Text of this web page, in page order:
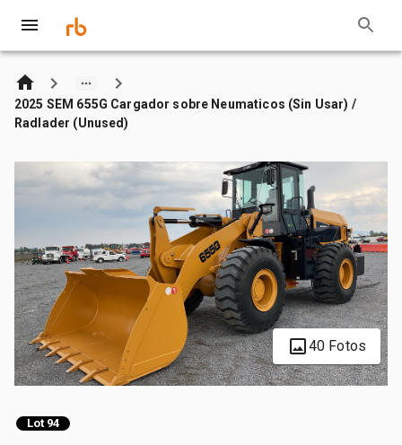
2025 SEM 655G Cargador sobre Neumaticos (Sin Usar) /
Radlader (Unused)
40 Fotos
Lot 94